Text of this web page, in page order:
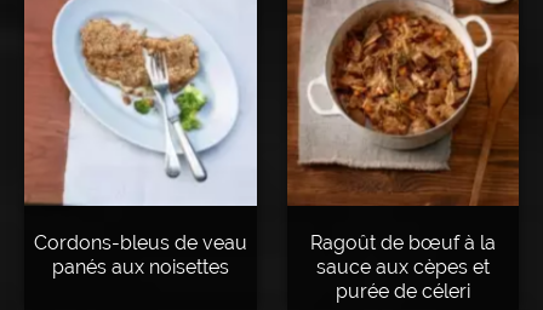
Cordons-bleus de veau
panés aux noisettes
Ragoût de bœuf à la
sauce aux cèpes et
purée de céleri